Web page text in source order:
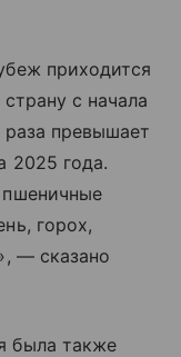
приходится
с начала
раза превышает
2025 года.
пшеничные
горох,
— сказано
была также